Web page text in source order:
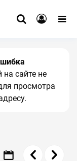
сайте не
просмотра